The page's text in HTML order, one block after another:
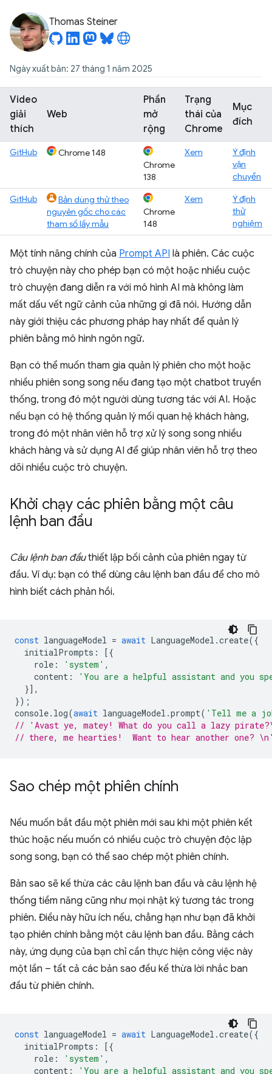
Thomas Steiner
Ngày xuất bản: 27 tháng 1 năm 2025
Video
giải
thích
Web
Phần
mở
rộng
Trạng
thái của
Chrome
Mục
đích
GitHub
Chrome 148
Chrome
138
Xem
Ý định
vận
chuyển
GitHub
Bản dùng thử theo
nguyên gốc cho các
tham số lấy mẫu
Chrome
148
Xem
Ý định
thử
nghiệm
Một tính năng chính của Prompt API là phiên. Các cuộc
trò chuyện này cho phép bạn có một hoặc nhiều cuộc
trò chuyện đang diễn ra với mô hình AI mà không làm
mất dấu vết ngữ cảnh của những gì đã nói. Hướng dẫn
này giới thiệu các phương pháp hay nhất để quản lý
phiên bằng mô hình ngôn ngữ.
Bạn có thể muốn tham gia quản lý phiên cho một hoặc
nhiều phiên song song nếu đang tạo một chatbot truyền
thống, trong đó một người dùng tương tác với AI. Hoặc
nếu bạn có hệ thống quản lý mối quan hệ khách hàng,
trong đó một nhân viên hỗ trợ xử lý song song nhiều
khách hàng và sử dụng AI để giúp nhân viên hỗ trợ theo
dõi nhiều cuộc trò chuyện.
Khởi chạy các phiên bằng một câu
lệnh ban đầu
Câu lệnh ban đầuthiết lập bối cảnh của phiên ngay từ
đầu. Ví dụ: bạn có thể dùng câu lệnh ban đầu để cho mô
hình biết cách phản hồi.
const languageModel = await LanguageModel .create({
initialPrompts :
[{
role : 'system' ,
content :
'You are a helpful assistant and you
}],
});
console. log(await languageModel .prompt( 'Tell me a
// 'Avast ye, matey! What do you call a lazy
// there, me hearties!  Want to hear another one?
Sao chép một phiên chính
Nếu muốn bắt đầu một phiên mới sau khi một phiên kết
thúc hoặc nếu muốn có nhiều cuộc trò chuyện độc lập
song song, bạn có thể sao chép một phiên chính.
Bản sao sẽ kế thừa các câu lệnh ban đầu và câu lệnh hệ
thống tiềm năng cũng như mọi nhật ký tương tác trong
phiên. Điều này hữu ích nếu, chẳng hạn như bạn đã khởi
tạo phiên chính bằng một câu lệnh ban đầu. Bằng cách
này, ứng dụng của bạn chỉ cần thực hiện công việc này
một lần – tất cả các bản sao đều kế thừa lời nhắc ban
đầu từ phiên chính.
const languageModel = await LanguageModel .create({
initialPrompts :
[{
role : 'system' ,
content : 'You are a helpful assistant and you